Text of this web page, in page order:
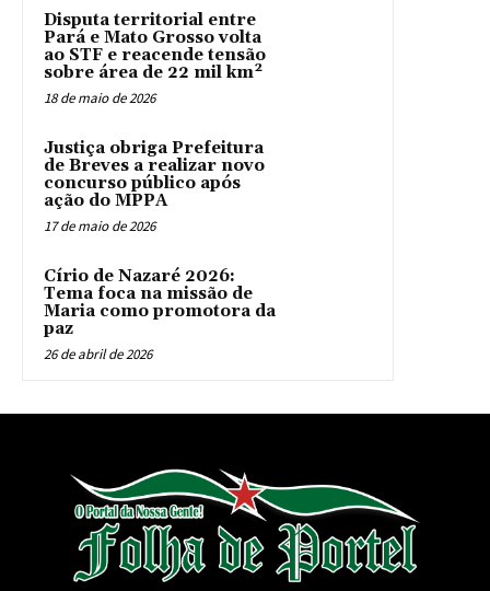
Disputa territorial entre
Pará e Mato Grosso volta
ao STF e reacende tensão
sobre área de 22 mil km²
18 de maio de 2026
Justiça obriga Prefeitura
de Breves a realizar novo
concurso público após
ação do MPPA
17 de maio de 2026
Círio de Nazaré 2026:
Tema foca na missão de
Maria como promotora da
paz
26 de abril de 2026